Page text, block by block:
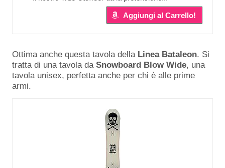
Aggiungi al Carrello!
Ottima anche questa tavola della Linea Bataleon. Si
tratta di una tavola da Snowboard Blow Wide, una
tavola unisex, perfetta anche per chi è alle prime
armi.